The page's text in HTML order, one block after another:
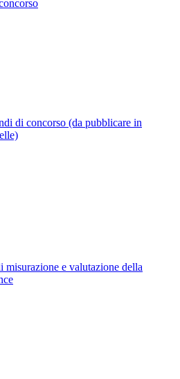
di concorso (da pubblicare in
misurazione e valutazione della